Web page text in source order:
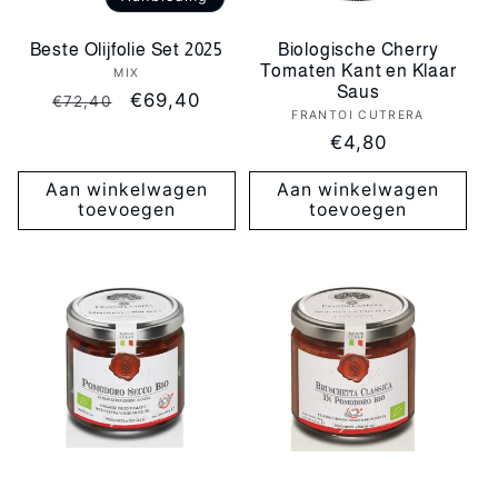
Beste Olijfolie Set 2025
Verkoper:
MIX
Normale
€72,40 Aanbiedingsprijs
€69,40
Aan winkelwagen
toevoegen
Biologische Cherry
Tomaten Kant en Klaar
Saus
Verkoper:
FRANTOI CUTRERA
Normale
prijs
€4,80
Aan winkelwagen
toevoegen